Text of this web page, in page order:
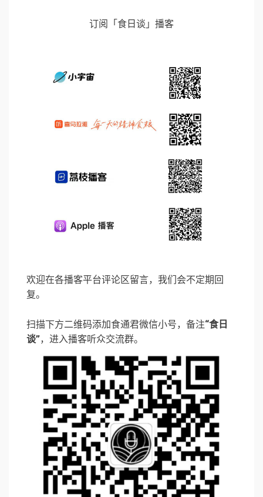
订阅「食日谈」播客
欢迎在各播客平台评论区留言，我们会不定期回
复。
扫描下方二维码添加食通君微信小号，备注“食日
谈”，进入播客听众交流群。